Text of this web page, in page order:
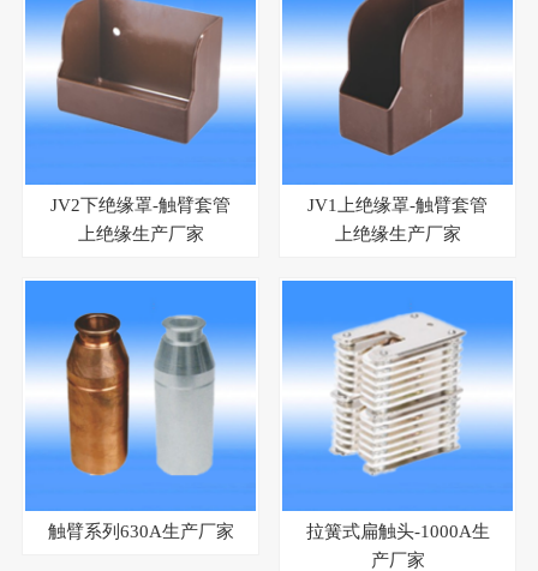
JV2下绝缘罩-触臂套管
上绝缘生产厂家
JV1上绝缘罩-触臂套管
上绝缘生产厂家
触臂系列630A生产厂家
拉簧式扁触头-1000A生
产厂家